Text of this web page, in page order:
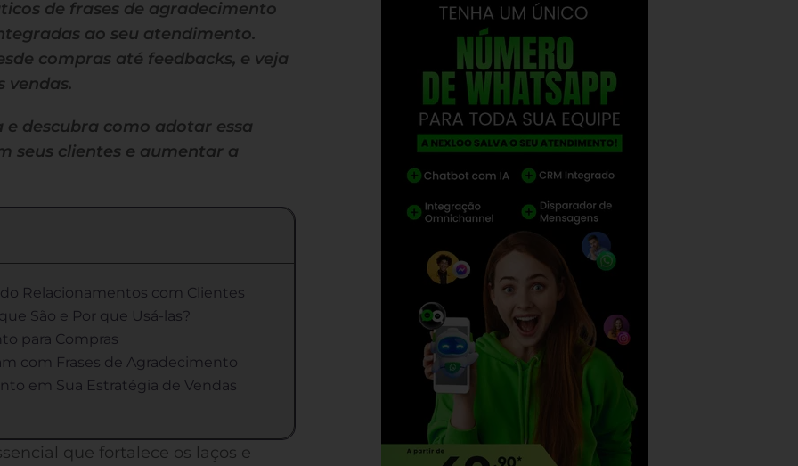
de frases de agradecimento
ao seu atendimento.
compras até feedbacks, e veja
vendas.
descubra como adotar essa
seus clientes e aumentar a
Relacionamentos com Clientes
São e Por que Usá-las?
para Compras
com Frases de Agradecimento
em Sua Estratégia de Vendas
que fortalece os laços e